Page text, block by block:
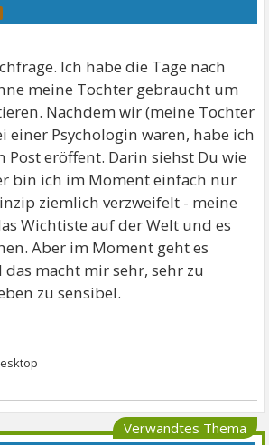
Ich habe die Tage nach
meine Tochter gebraucht um
Nachdem wir (meine Tochter
einer Psychologin waren, habe ich
Post eröffent. Darin siehst Du wie
bin ich im Moment einfach nur
ziemlich verzweifelt - meine
Wichtiste auf der Welt und es
Aber im Moment geht es
macht mir sehr, sehr zu
zu sensibel.
Verwandtes Thema